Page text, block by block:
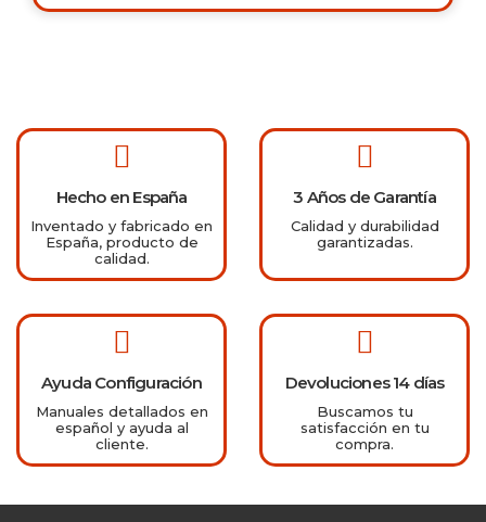
Hecho en España
Inventado y fabricado en
España, producto de
calidad.
3 Años de Garantía
Calidad y durabilidad
garantizadas.
Ayuda Configuración
Manuales detallados en
español y ayuda al
cliente.
Devoluciones 14 días
Buscamos tu
satisfacción en tu
compra.